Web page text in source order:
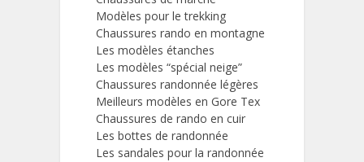
Modèles pour le trekking
Chaussures rando en montagne
Les modèles étanches
Les modèles “spécial neige”
Chaussures randonnée légères
Meilleurs modèles en Gore Tex
Chaussures de rando en cuir
Les bottes de randonnée
Les sandales pour la randonnée